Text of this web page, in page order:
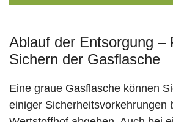
Ablauf der Entsorgung –
Sichern der Gasflasche
Eine graue Gasflasche können
einiger Sicherheitsvorkehrungen